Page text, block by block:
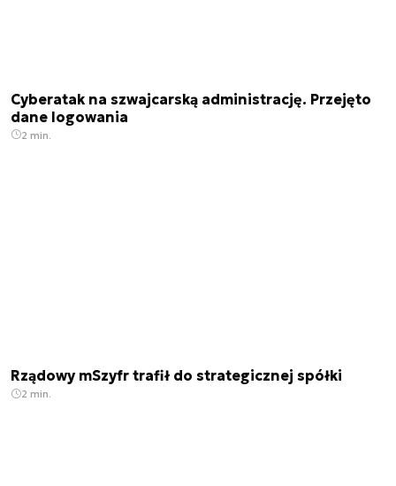
Cyberatak na szwajcarską administrację. Przejęto
dane logowania
2 min.
Rządowy mSzyfr trafił do strategicznej spółki
2 min.